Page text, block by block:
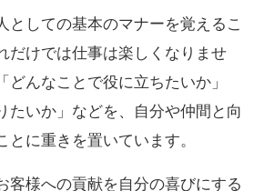
としての基本のマナーを覚えるこ
だけでは仕事は楽しくなりませ
どんなことで役に立ちたいか」
たいか」などを、自分や仲間と向
とに重きを置いています。
客様への貢献を自分の喜びにする